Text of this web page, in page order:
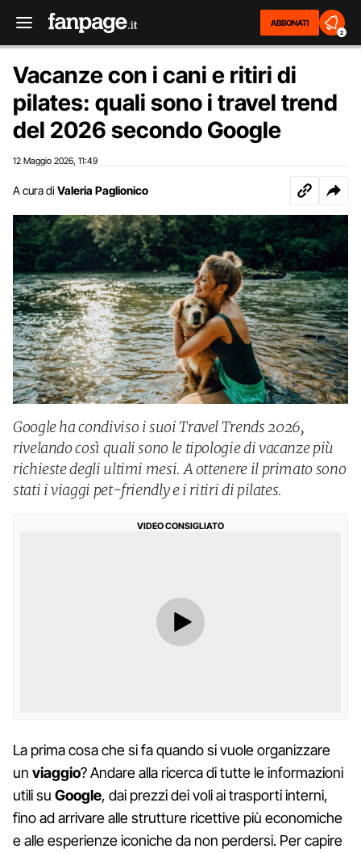
ABBONATI
2
Vacanze con i cani e ritiri di
pilates: quali sono i travel trend
del 2026 secondo Google
12 Maggio 2026 11:49
A cura di Valeria Paglionico
Google ha condiviso i suoi Travel Trends 2026,
rivelando così quali sono le tipologie di vacanze più
richieste degli ultimi mesi. A ottenere il primato sono
stati i viaggi pet-friendly e i ritiri di pilates.
VIDEO CONSIGLIATO
La prima cosa che si fa quando si vuole organizzare
un viaggio? Andare alla ricerca di tutte le informazioni
utili su Google, dai prezzi dei voli ai trasporti interni,
fino ad arrivare alle strutture ricettive più economiche
e alle esperienze iconiche da non perdersi. Per capire